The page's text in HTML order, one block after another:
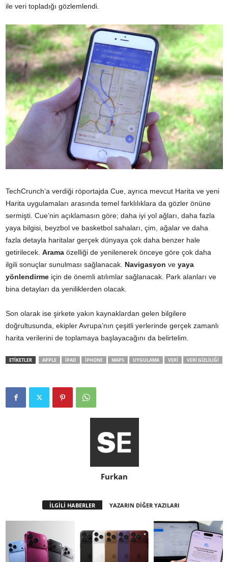
ile veri topladığı gözlemlendi.
TechCrunch‘a verdiği röportajda Cue, ayrıca mevcut Harita ve yeni
Harita uygulamaları arasında temel farklılıklara da gözler önüne
sermişti. Cue’nin açıklamasın göre; daha iyi yol ağları, daha fazla
yaya bilgisi, beyzbol ve basketbol sahaları, çim, ağalar ve daha
fazla detayla haritalar gerçek dünyaya çok daha benzer hale
getirilecek. Arama özelliği de yenilenerek önceye göre çok daha
ilgili sonuçlar sunulması sağlanacak. Navigasyon ve yaya
yönlendirme için de önemli atılımlar sağlanacak. Park alanları ve
bina detayları da yeniliklerden olacak.
Son olarak ise şirkete yakın kaynaklardan gelen bilgilere
doğrultusunda, ekipler Avrupa’nın çeşitli yerlerinde gerçek zamanlı
harita verilerini de toplamaya başlayacağını da belirtelim.
ETİKETLER APPLE IPAD IPHONE MAPS UYGULAMA VERI VERI GIZLILIĞI
Furkan
İLGİLİ HABERLER YAZARIN DİĞER YAZILARI